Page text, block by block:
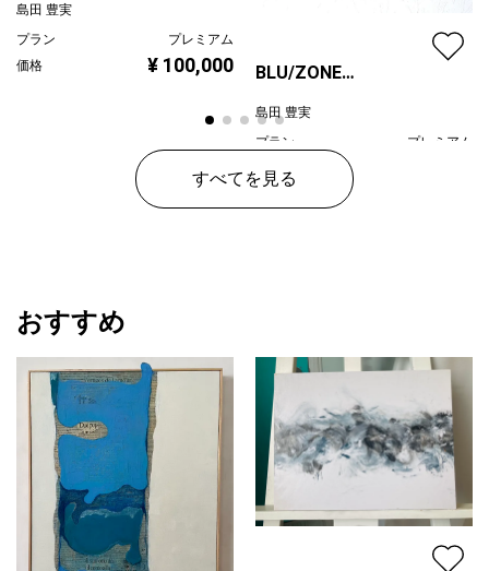
島田 豊実
プラン
プレミアム
価格
¥ 100,000
BLU/ZONE
島田 豊実
プラン
プレミアム
価格
すべてを見る
おすすめ